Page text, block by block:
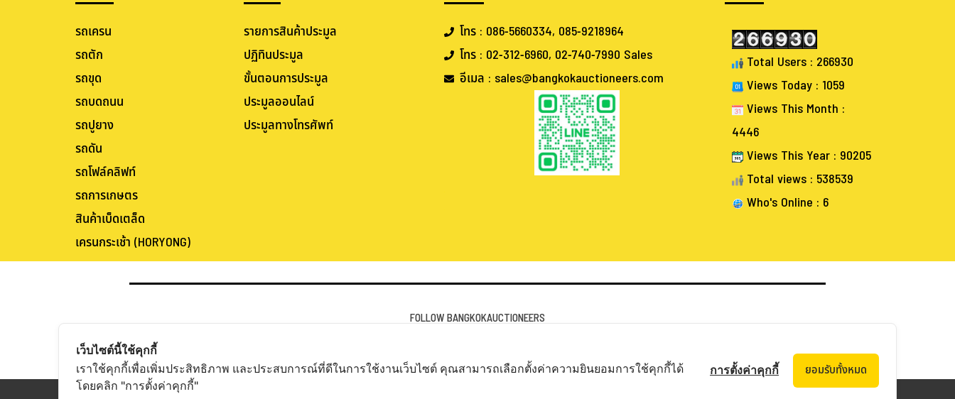
รถเครน
รถตัก
รถขุด
รถบดถนน
รถปูยาง
รถดัน
รถโฟล์คลิฟท์
รถการเกษตร
สินค้าเบ็ดเตล็ด
เครนกระเช้า (HORYONG)
รายการสินค้าประมูล
ปฏิทินประมูล
ขั้นตอนการประมูล
ประมูลออนไลน์
ประมูลทางโทรศัพท์
โทร : 086-5660334, 085-9218964
โทร : 02-312-6960, 02-740-7990 Sales
อีเมล : sales@bangkokauctioneers.com
Total Users : 266930
Views Today : 1059
Views This Month :
4446
Views This Year : 90205
Total views : 538539
Who's Online : 6
FOLLOW BANGKOKAUCTIONEERS
เว็บไซต์นี้ใช้คุกกี้
เราใช้คุกกี้เพื่อเพิ่มประสิทธิภาพ และประสบการณ์ที่ดีในการใช้งานเว็บไซต์ คุณสามารถเลือกตั้งค่าความยินยอมการใช้คุกกี้ได้
โดยคลิก "การตั้งค่าคุกกี้"
ยอมรับทั้งหมด
การตั้งค่าคุกกี้